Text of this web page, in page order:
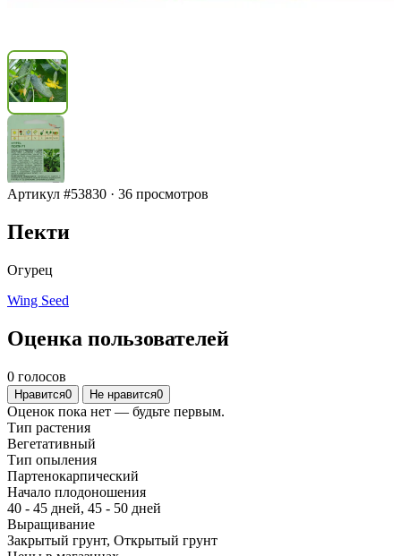
Артикул #53830 · 36 просмотров
Пекти
Огурец
Wing Seed
Оценка пользователей
0 голосов
Нравится0 Не нравится0
Оценок пока нет — будьте первым.
Тип растения
Вегетативный
Тип опыления
Партенокарпический
Начало плодоношения
40 - 45 дней, 45 - 50 дней
Выращивание
Закрытый грунт, Открытый грунт